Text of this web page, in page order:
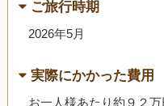
ご旅行時期
2026年5月
実際にかかった費用
お一人様あたり約９２